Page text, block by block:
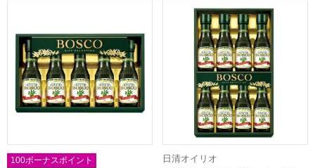
日清オイリオ ボスコエキストラバージンオリーブオイルギ
100ボーナスポイント
日清オイリオ ボスコエキス
日清オイリオ